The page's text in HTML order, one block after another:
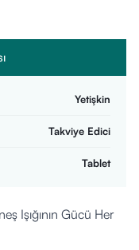
Yetişkin
Takviye Edici
Tablet
Işığının Gücü Her